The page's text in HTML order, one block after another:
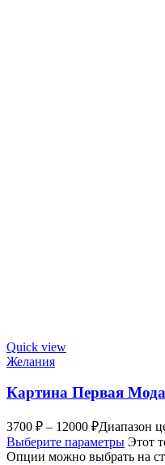
Quick view
Желания
Картина Первая Мода
3700 ₽ – 12000 ₽Диапазон
Выберите параметры Этот
Опции можно выбрать на